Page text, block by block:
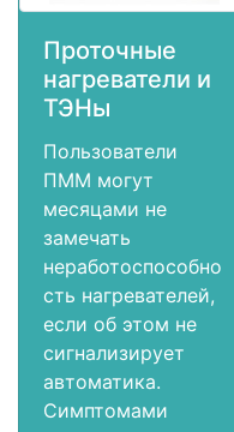
Проточные
нагреватели и
ТЭНы
Пользователи
ПММ могут
месяцами не
замечать
неработоспособно
сть нагревателей,
если об этом не
сигнализирует
автоматика.
Симптомами